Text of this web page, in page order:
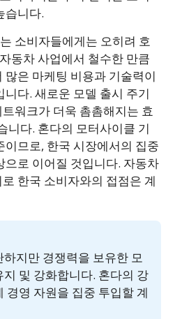
습니다.
소비자들에게는 오히려 호
동차 사업에서 철수한 만큼
많은 마케팅 비용과 기술력이
다. 새로운 모델 출시 주기
워크가 더욱 촘촘해지는 효
니다. 혼다의 모터사이클 기
이므로, 한국 시장에서의 집중
으로 이어질 것입니다. 자동차
한국 소비자와의 접점은 계
지만 경쟁력을 보유한 모
및 강화합니다. 혼다의 강
경영 자원을 집중 투입할 계